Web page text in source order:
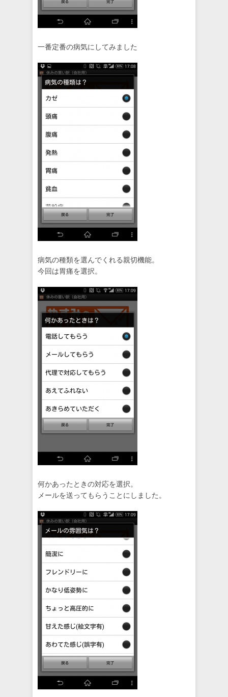
一番定番の病気にしてみました
病気の種類を選んでくれる親切機能。
今回は胃痛を選択。
何かあったときの対応を選択。
メールを送ってもらうことにしました。